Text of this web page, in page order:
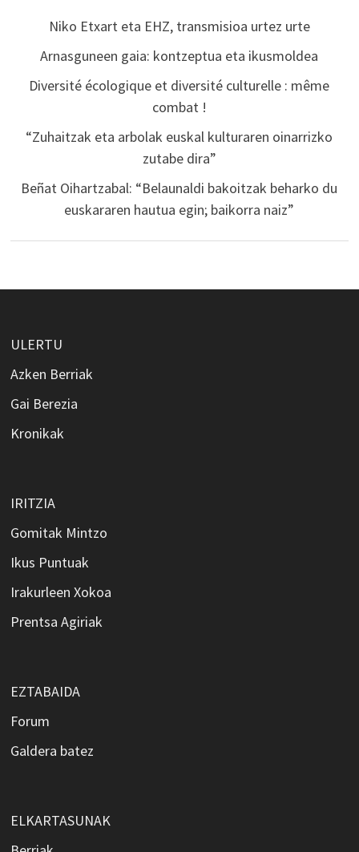
Niko Etxart eta EHZ, transmisioa urtez urte
Arnasguneen gaia: kontzeptua eta ikusmoldea
Diversité écologique et diversité culturelle : même
combat !
“Zuhaitzak eta arbolak euskal kulturaren oinarrizko
zutabe dira”
Beñat Oihartzabal: “Belaunaldi bakoitzak beharko du
euskararen hautua egin; baikorra naiz”
ULERTU
Azken Berriak
Gai Berezia
Kronikak
IRITZIA
Gomitak Mintzo
Ikus Puntuak
Irakurleen Xokoa
Prentsa Agiriak
EZTABAIDA
Forum
Galdera batez
ELKARTASUNAK